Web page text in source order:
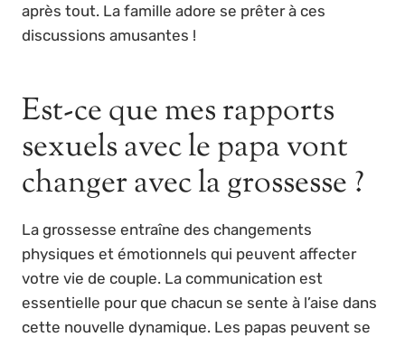
après tout. La famille adore se prêter à ces
discussions amusantes !
Est-ce que mes rapports
sexuels avec le papa vont
changer avec la grossesse ?
La grossesse entraîne des changements
physiques et émotionnels qui peuvent affecter
votre vie de couple. La communication est
essentielle pour que chacun se sente à l’aise dans
cette nouvelle dynamique. Les papas peuvent se